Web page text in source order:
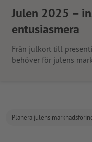
Julen 2025 –
entusiasmera
Från julkort till
behöver för julens
Planera julens